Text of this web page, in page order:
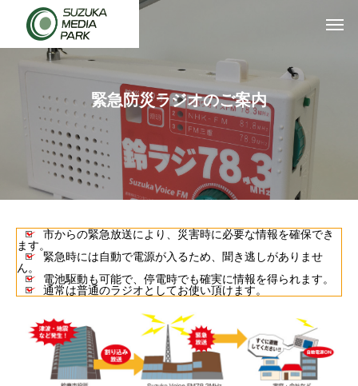
緊急防災ラジオのご案内
市からの緊急放送により、災害時に必要な情報を確保でき
ます。
緊急時には自動で電源が入るため、聞き逃しがありませ
ん。
電池駆動も可能で、停電時でも確実に情報を得られます。
通常は普通のラジオとしてお使い頂けます。